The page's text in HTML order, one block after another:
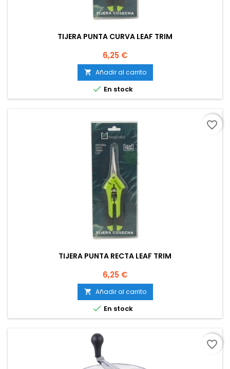
TIJERA PUNTA CURVA LEAF TRIM
Precio
6,25 €
 Añadir al carrito
 En stock
TIJERA PUNTA RECTA LEAF TRIM
Precio
6,25 €
 Añadir al carrito
 En stock
favorite_border
favorite_border